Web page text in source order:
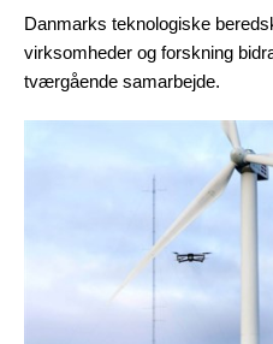
Danmarks teknologiske
virksomheder og forskning
tværgående samarbejde.